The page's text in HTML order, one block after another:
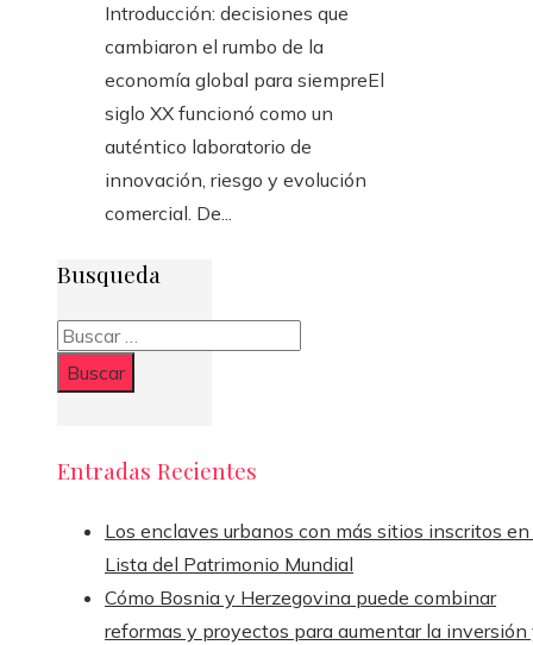
Introducción: decisiones que
cambiaron el rumbo de la
economía global para siempreEl
siglo XX funcionó como un
auténtico laboratorio de
innovación, riesgo y evolución
comercial. De...
Busqueda
Buscar:
Entradas Recientes
Los enclaves urbanos con más sitios inscritos
Lista del Patrimonio Mundial
Cómo Bosnia y Herzegovina puede combinar
reformas y proyectos para aumentar la inversión